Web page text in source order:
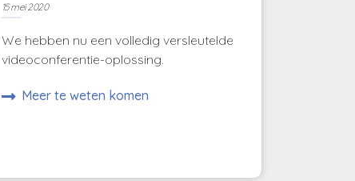
15 mei 2020
We hebben nu een volledig versleutelde
videoconferentie-oplossing.
Meer te weten komen